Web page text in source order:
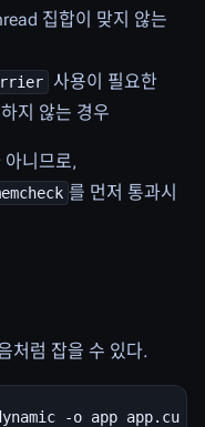
집합이 맞지 않는
사용이 필요한
지 않는 경우
니므로,
를 먼저 통과시
처럼 잡을 수 있다.
-o app app.cu